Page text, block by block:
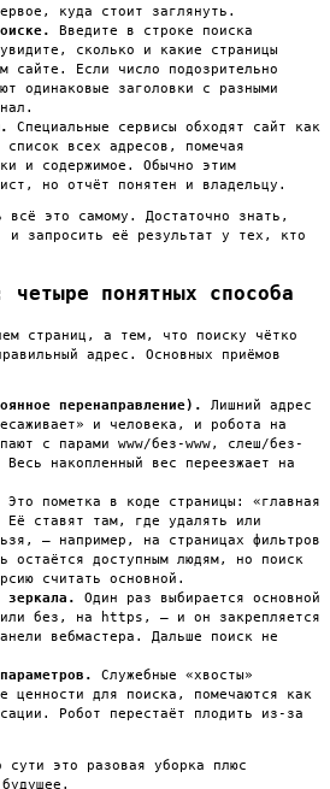
куда стоит заглянуть.
Введите в строке поиска
сколько и какие страницы
сайте. Если число подозрительно
одинаковые заголовки с разными
Специальные сервисы обходят сайт как
список всех адресов, помечая
и содержимое. Обычно этим
но отчёт понятен и владельцу.
всё это самому. Достаточно знать,
и запросить её результат у тех, кто
четыре понятных способа
страниц, а тем, что поиску чётко
адрес. Основных приёмов
перенаправление).
Лишний адрес
и человека, и робота на
с парами www/без-www, слеш/без-
накопленный вес переезжает на
Это пометка в коде страницы: «главная
Её ставят там, где удалять или
— например, на страницах фильтров
остаётся доступным людям, но поиск
считать основной.
зеркала.
Один раз выбирается основной
или без, на https, — и он закрепляется
вебмастера. Дальше поиск не
Служебные «хвосты»
ценности для поиска, помечаются как
Робот перестаёт плодить из-за
это разовая уборка плюс